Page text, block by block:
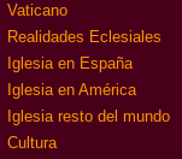
Vaticano
Realidades Eclesiales
Iglesia en España
Iglesia en América
Iglesia resto del mundo
Cultura